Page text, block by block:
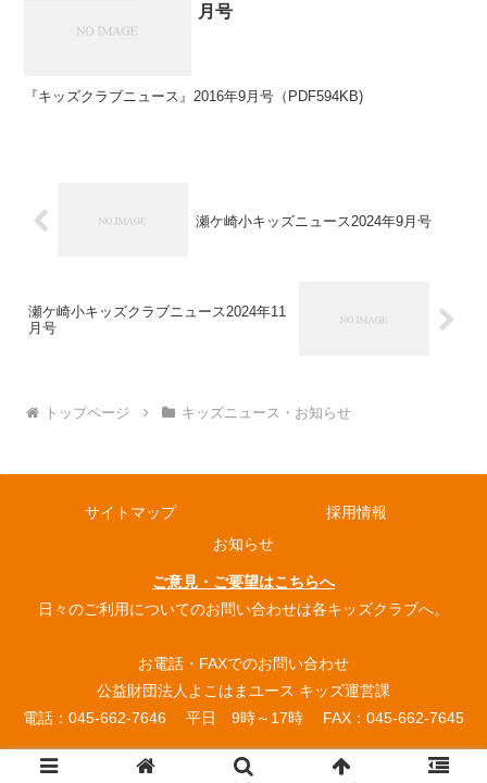
月号
『キッズクラブニュース』2016年9月号（PDF594KB)
瀬ケ崎小キッズニュース2024年9月号
瀬ケ崎小キッズクラブニュース2024年11
月号
トップページ キッズニュース・お知らせ
サイトマップ
採用情報
お知らせ
ご意見・ご要望はこちらへ
日々のご利用についてのお問い合わせは各キッズクラブへ。
お電話・FAXでのお問い合わせ
公益財団法人よこはまユース キッズ運営課
電話：045-662-7646 平日 9時～17時 FAX：045-662-7645
© 2004 よこはまユース放課後キッズクラブ